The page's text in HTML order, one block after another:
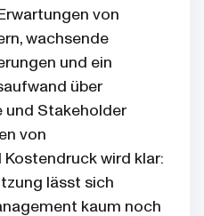
von
wachsende
und ein
über
und Stakeholder
von
wird klar:
lässt sich
kaum noch